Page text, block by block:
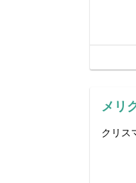
メリ
クリス